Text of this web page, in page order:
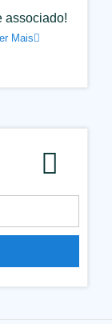
associado!
Mais